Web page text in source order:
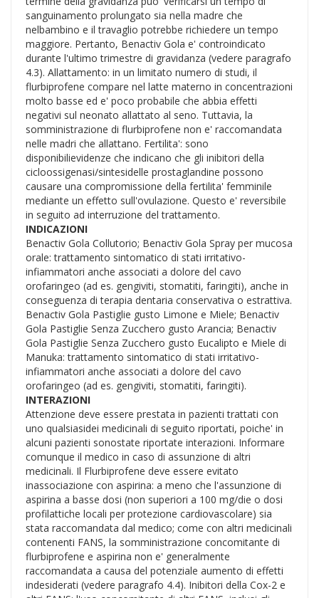
sanguinamento prolungato sia nella madre che
nelbambino e il travaglio potrebbe richiedere un tempo
maggiore. Pertanto, Benactiv Gola e' controindicato
durante l'ultimo trimestre di gravidanza (vedere paragrafo
4.3). Allattamento: in un limitato numero di studi, il
flurbiprofene compare nel latte materno in concentrazioni
molto basse ed e' poco probabile che abbia effetti
negativi sul neonato allattato al seno. Tuttavia, la
somministrazione di flurbiprofene non e' raccomandata
nelle madri che allattano. Fertilita': sono
disponibilievidenze che indicano che gli inibitori della
cicloossigenasi/sintesidelle prostaglandine possono
causare una compromissione della fertilita' femminile
mediante un effetto sull'ovulazione. Questo e' reversibile
in seguito ad interruzione del trattamento.
INDICAZIONI
Benactiv Gola Collutorio; Benactiv Gola Spray per mucosa
orale: trattamento sintomatico di stati irritativo-
infiammatori anche associati a dolore del cavo
orofaringeo (ad es. gengiviti, stomatiti, faringiti), anche in
conseguenza di terapia dentaria conservativa o estrattiva.
Benactiv Gola Pastiglie gusto Limone e Miele; Benactiv
Gola Pastiglie Senza Zucchero gusto Arancia; Benactiv
Gola Pastiglie Senza Zucchero gusto Eucalipto e Miele di
Manuka: trattamento sintomatico di stati irritativo-
infiammatori anche associati a dolore del cavo
orofaringeo (ad es. gengiviti, stomatiti, faringiti).
INTERAZIONI
Attenzione deve essere prestata in pazienti trattati con
uno qualsiasidei medicinali di seguito riportati, poiche' in
alcuni pazienti sonostate riportate interazioni. Informare
comunque il medico in caso di assunzione di altri
medicinali. Il Flurbiprofene deve essere evitato
inassociazione con aspirina: a meno che l'assunzione di
aspirina a basse dosi (non superiori a 100 mg/die o dosi
profilattiche locali per protezione cardiovascolare) sia
stata raccomandata dal medico; come con altri medicinali
contenenti FANS, la somministrazione concomitante di
flurbiprofene e aspirina non e' generalmente
raccomandata a causa del potenziale aumento di effetti
indesiderati (vedere paragrafo 4.4). Inibitori della Cox-2 e